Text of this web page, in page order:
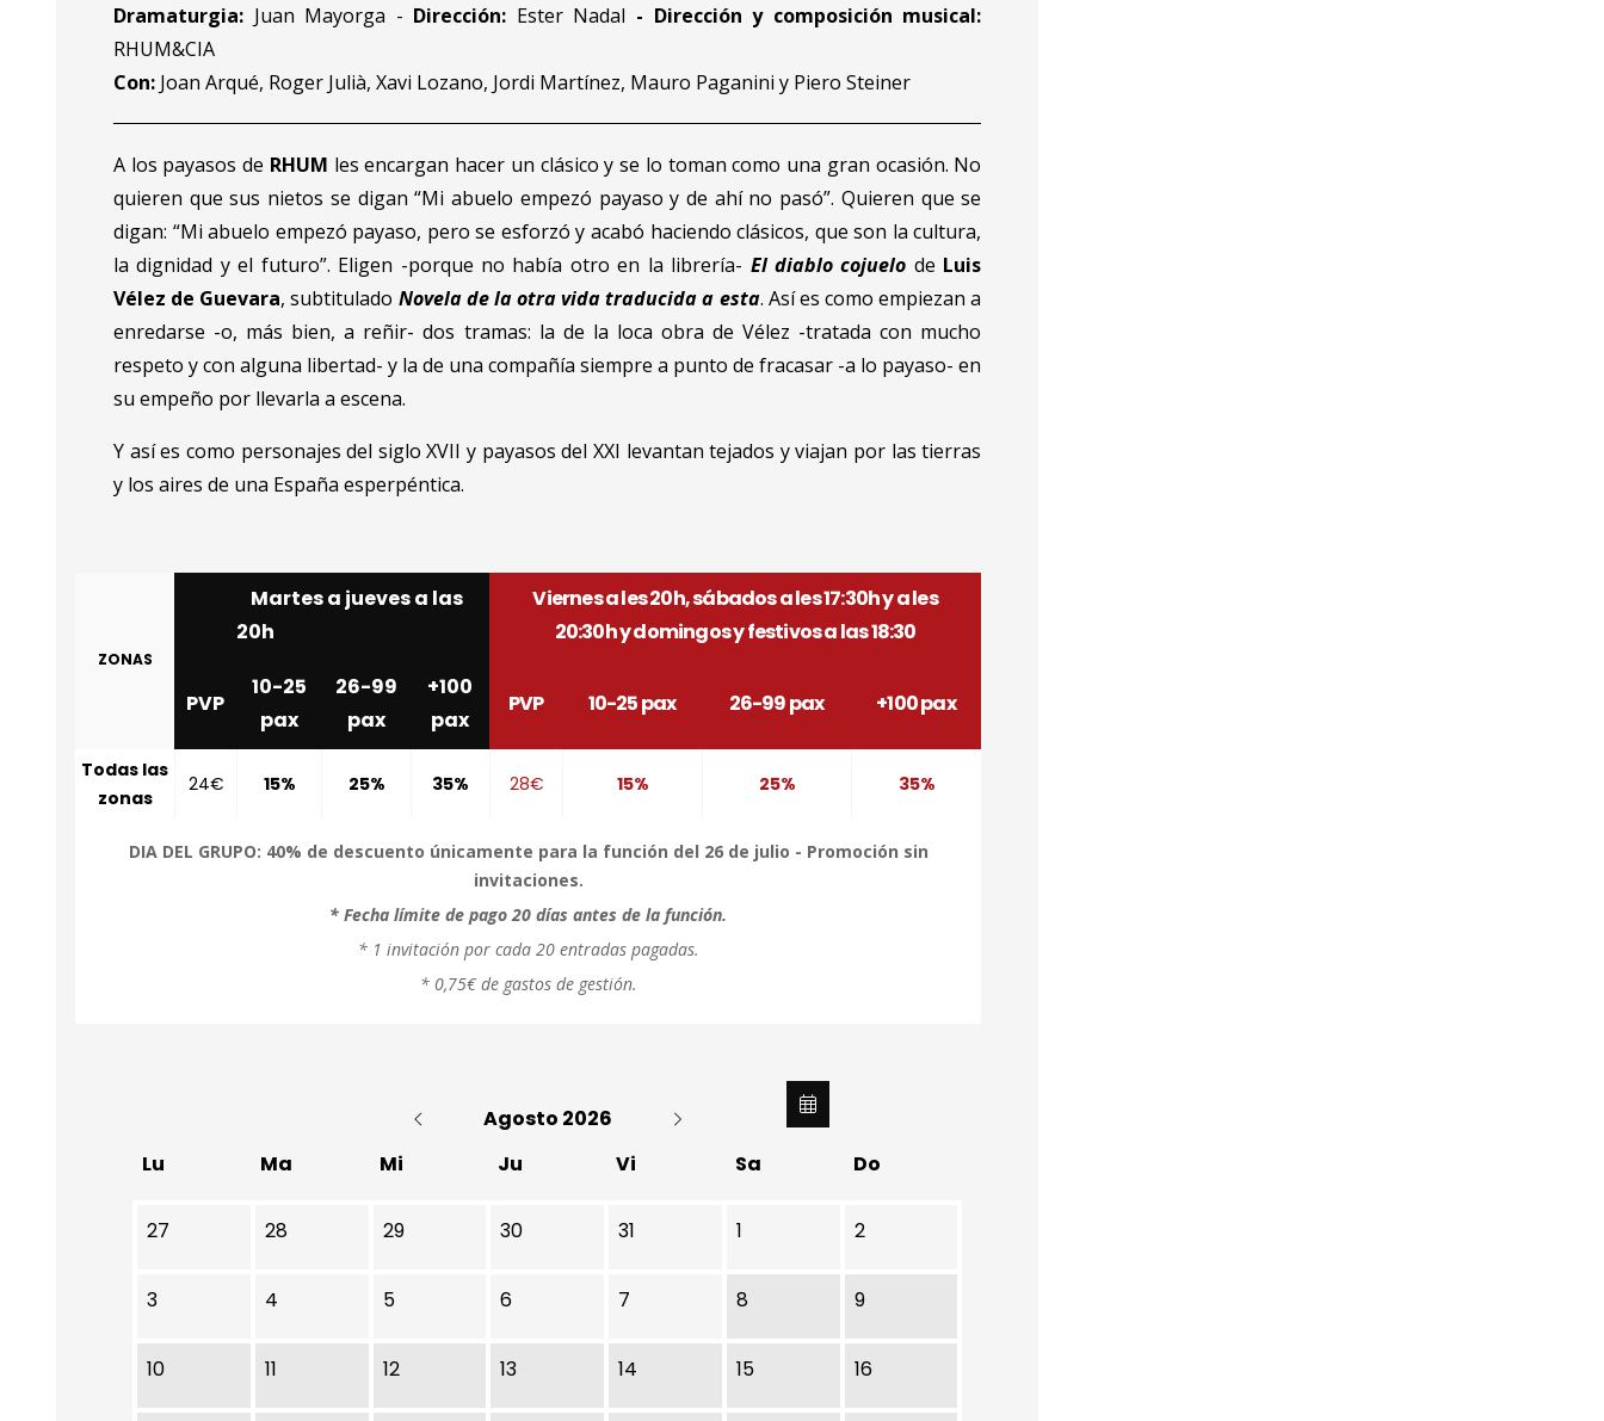
Dramaturgia: Juan Mayorga - Dirección: Ester Nadal - Dirección y composición musical:
RHUM&CIA
Con: Joan Arqué, Roger Julià, Xavi Lozano, Jordi Martínez, Mauro Paganini y Piero Steiner
A los payasos de RHUM les encargan hacer un clásico y se lo toman como una gran ocasión. No
quieren que sus nietos se digan “Mi abuelo empezó payaso y de ahí no pasó”. Quieren que se
digan: “Mi abuelo empezó payaso, pero se esforzó y acabó haciendo clásicos, que son la cultura,
la dignidad y el futuro”. Eligen -porque no había otro en la librería- El diablo cojuelo de Luis
Vélez de Guevara, subtitulado Novela de la otra vida traducida a esta. Así es como empiezan a
enredarse -o, más bien, a reñir- dos tramas: la de la loca obra de Vélez -tratada con mucho
respeto y con alguna libertad- y la de una compañía siempre a punto de fracasar -a lo payaso- en
su empeño por llevarla a escena.
Y así es como personajes del siglo XVII y payasos del XXI levantan tejados y viajan por las tierras
y los aires de una España esperpéntica.
ZONAS
Martes a jueves a las
20h
Viernes a les 20h, sábados a les 17:30h y a les
20:30h y domingos y festivos a las 18:30
PVP
10-25
pax
26-99
pax
+100
pax
PVP 10-25 pax 26-99 pax +100 pax
Todas las
zonas
24€ 15% 25% 35% 28€ 15% 25% 35%
DIA DEL GRUPO: 40% de descuento únicamente para la función del 26 de julio - Promoción sin
invitaciones.
* Fecha límite de pago 20 días antes de la función.
* 1 invitación por cada 20 entradas pagadas.
* 0,75€ de gastos de gestión.
Agosto 2026
Lu
Ma Mi Ju Vi Sa Do
No hay ninguna actividad este mes
27 28 29 30 31 1 2
3 4 5 6 7 8 9
10 11 12 13 14 15 16